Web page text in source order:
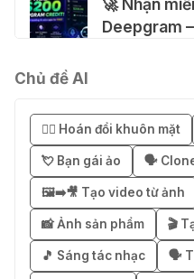
Deepgram
phí 7 ngày
04 Thg 08
🎁 Hướng
Business
03 Thg 08
Chủ đề AI
😶‍🌫️ Hoán đổi khuôn mặt
💘 Bạn gái ảo 🗣️
🖼️➡️🎥 Tạo video từ ảnh
📸 Ảnh sản phẩm 🎬
🎵 Sáng tác nhạc 🗣️